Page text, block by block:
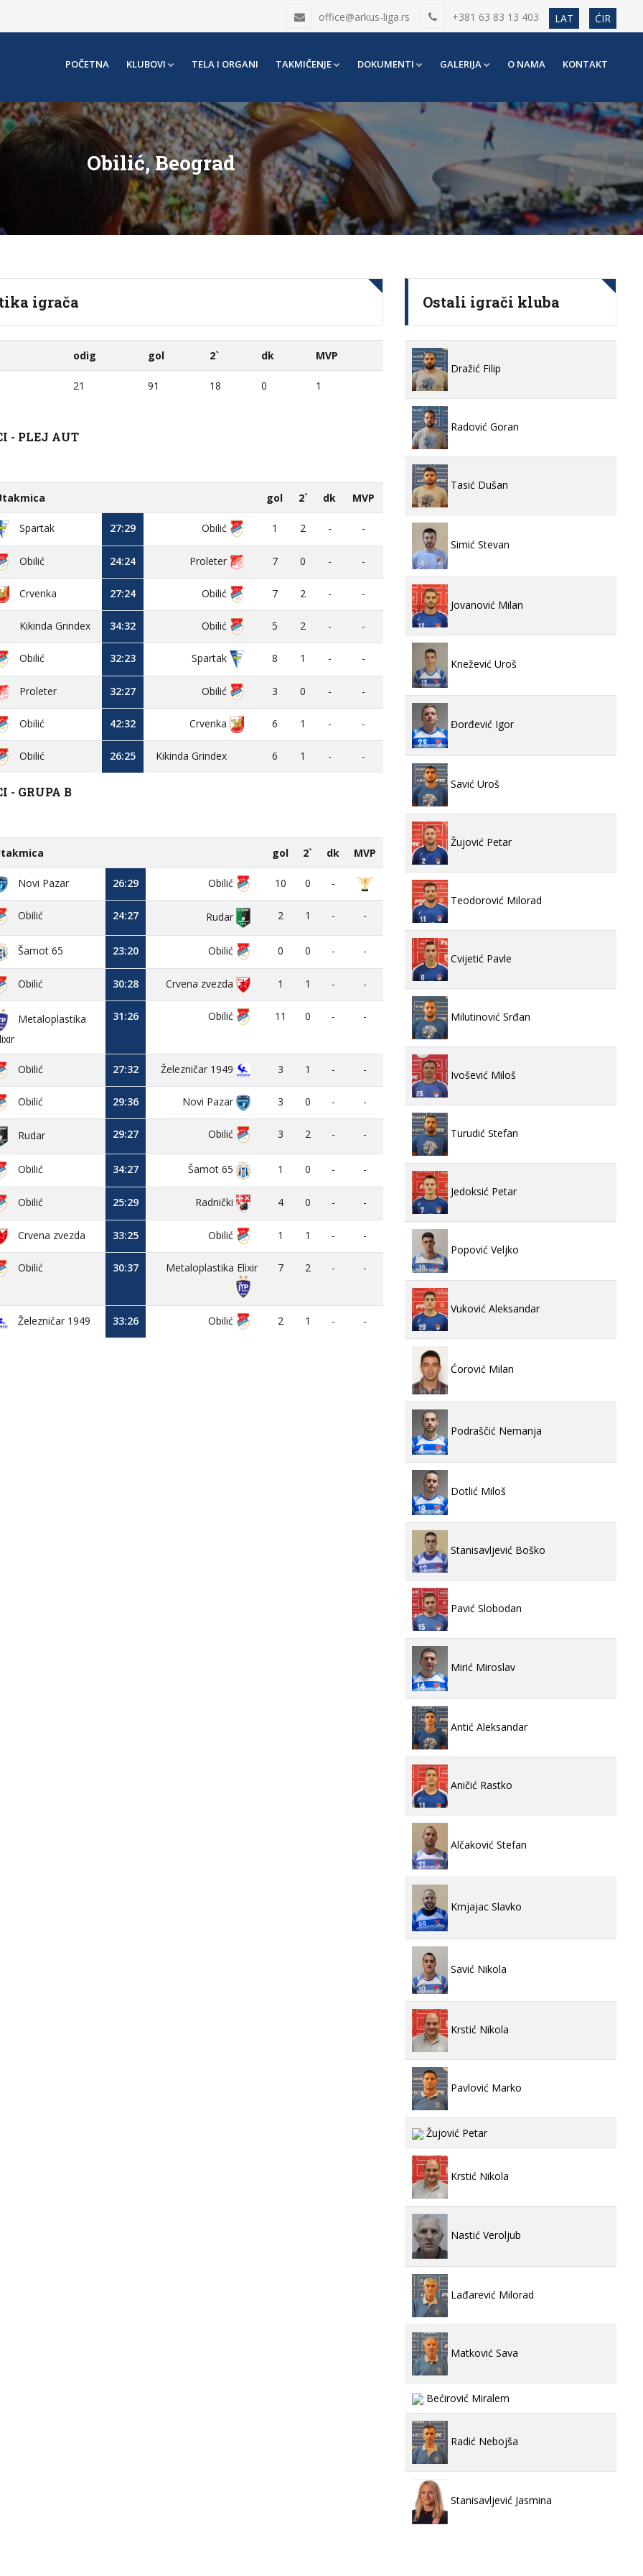
office@arkus-liga.rs +381 63 83 13 403 LAT ĆIR
POČETNA KLUBOVI TELA I ORGANI TAKMIČENJE DOKUMENTI GALERIJA O NAMA KONTAKT
Obilić, Beograd
igrača
odig gol 2` dk MVP
21 91 18 0 1
- PLEJ AUT
gol 2` dk MVP
Spartak 27:29 Obilić 1 2 - -
Obilić 24:24 Proleter 7 0 - -
Crvenka 27:24 Obilić 7 2 - -
Kikinda Grindex 34:32 Obilić 5 2 - -
Obilić 32:23 Spartak 8 1 - -
Proleter 32:27 Obilić 3 0 - -
Obilić 42:32 Crvenka 6 1 - -
Obilić 26:25 Kikinda Grindex 6 1 - -
- GRUPA B
gol 2` dk MVP
Novi Pazar 26:29 Obilić 10 0 -
Obilić 24:27 Rudar 2 1 - -
Šamot 65 23:20 Obilić 0 0 - -
Obilić 30:28 Crvena zvezda 1 1 - -
Metaloplastika
31:26 Obilić 11 0 - -
Obilić 27:32 Železničar 1949 3 1 - -
Obilić 29:36 Novi Pazar 3 0 - -
Rudar 29:27 Obilić 3 2 - -
Obilić 34:27 Šamot 65 1 0 - -
Obilić 25:29 Radnički 4 0 - -
Crvena zvezda 33:25 Obilić 1 1 - -
Obilić 30:37 Metaloplastika Elixir 7 2 - -
Železničar 1949 33:26 Obilić 2 1 - -
Ostali igrači kluba
Dražić Filip
Radović Goran
Tasić Dušan
Simić Stevan
Jovanović Milan
Knežević Uroš
Đorđević Igor
Savić Uroš
Žujović Petar
Teodorović Milorad
Cvijetić Pavle
Milutinović Srđan
Ivošević Miloš
Turudić Stefan
Jedoksić Petar
Popović Veljko
Vuković Aleksandar
Ćorović Milan
Podraščić Nemanja
Dotlić Miloš
Stanisavljević Boško
Pavić Slobodan
Mirić Miroslav
Antić Aleksandar
Aničić Rastko
Alčaković Stefan
Krnjajac Slavko
Savić Nikola
Krstić Nikola
Pavlović Marko
Žujović Petar
Krstić Nikola
Nastić Veroljub
Lađarević Milorad
Matković Sava
Bećirović Miralem
Radić Nebojša
Stanisavljević Jasmina